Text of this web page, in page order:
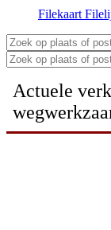
Filekaart
Actuele